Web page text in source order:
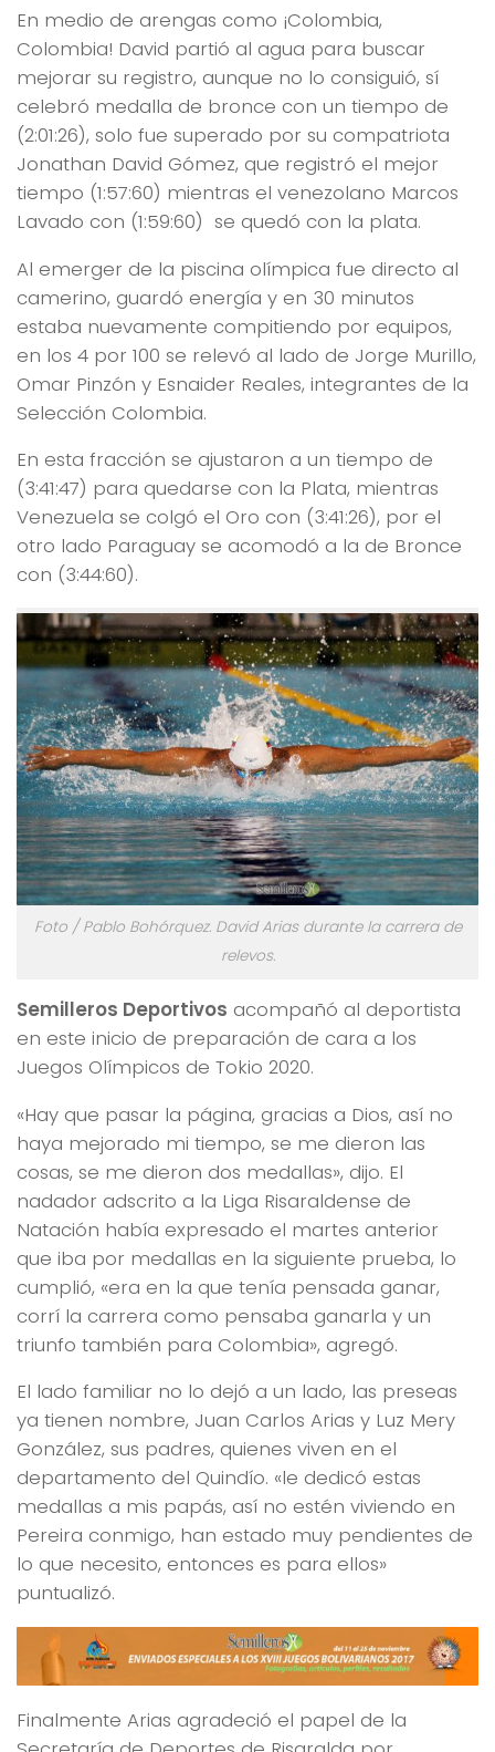
En medio de arengas como ¡Colombia,
Colombia! David partió al agua para buscar
mejorar su registro, aunque no lo consiguió, sí
celebró medalla de bronce con un tiempo de
(2:01:26), solo fue superado por su compatriota
Jonathan David Gómez, que registró el mejor
tiempo (1:57:60) mientras el venezolano Marcos
Lavado con (1:59:60) se quedó con la plata.
Al emerger de la piscina olímpica fue directo al
camerino, guardó energía y en 30 minutos
estaba nuevamente compitiendo por equipos,
en los 4 por 100 se relevó al lado de Jorge Murillo,
Omar Pinzón y Esnaider Reales, integrantes de la
Selección Colombia.
En esta fracción se ajustaron a un tiempo de
(3:41:47) para quedarse con la Plata, mientras
Venezuela se colgó el Oro con (3:41:26), por el
otro lado Paraguay se acomodó a la de Bronce
con (3:44:60).
Foto / Pablo Bohórquez. David Arias durante la carrera de
relevos.
Semilleros Deportivos acompañó al deportista
en este inicio de preparación de cara a los
Juegos Olímpicos de Tokio 2020.
«Hay que pasar la página, gracias a Dios, así no
haya mejorado mi tiempo, se me dieron las
cosas, se me dieron dos medallas», dijo. El
nadador adscrito a la Liga Risaraldense de
Natación había expresado el martes anterior
que iba por medallas en la siguiente prueba, lo
cumplió, «era en la que tenía pensada ganar,
corrí la carrera como pensaba ganarla y un
triunfo también para Colombia», agregó.
El lado familiar no lo dejó a un lado, las preseas
ya tienen nombre, Juan Carlos Arias y Luz Mery
González, sus padres, quienes viven en el
departamento del Quindío. «le dedicó estas
medallas a mis papás, así no estén viviendo en
Pereira conmigo, han estado muy pendientes de
lo que necesito, entonces es para ellos»
puntualizó.
Finalmente Arias agradeció el papel de la